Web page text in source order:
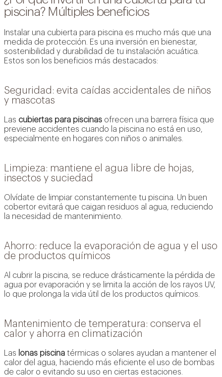
piscina? Múltiples beneficios
Instalar una cubierta para piscina es mucho más que una
medida de protección. Es una inversión en bienestar,
sostenibilidad y durabilidad de tu instalación acuática.
Estos son los beneficios más destacados:
Seguridad: evita caídas accidentales de niños
y mascotas
Las cubiertas para piscinas ofrecen una barrera física que
previene accidentes cuando la piscina no está en uso,
especialmente en hogares con niños o animales.
Limpieza: mantiene el agua libre de hojas,
insectos y suciedad
Olvídate de limpiar constantemente tu piscina. Un buen
cobertor evitará que caigan residuos al agua, reduciendo
la necesidad de mantenimiento.
Ahorro: reduce la evaporación de agua y el uso
de productos químicos
Al cubrir la piscina, se reduce drásticamente la pérdida de
agua por evaporación y se limita la acción de los rayos UV,
lo que prolonga la vida útil de los productos químicos.
Mantenimiento de temperatura: conserva el
calor y ahorra en climatización
Las lonas piscina térmicas o solares ayudan a mantener el
calor del agua, haciendo más eficiente el uso de bombas
de calor o evitando su uso en ciertas estaciones.